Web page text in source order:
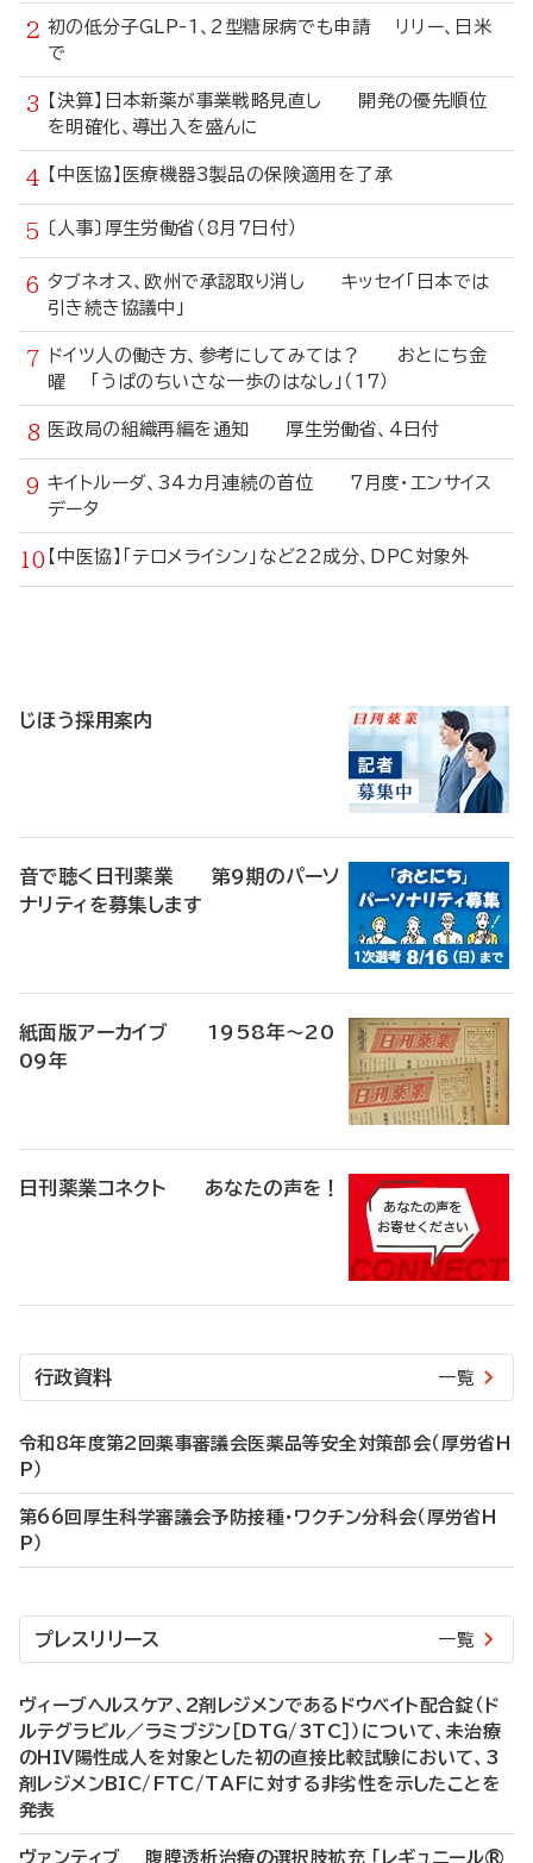
初の低分子GLP-1、2型糖尿病でも申請 リリー、日米
で
【決算】日本新薬が事業戦略見直し 開発の優先順位
を明確化、導出入を盛んに
【中医協】医療機器3製品の保険適用を了承
〔人事〕厚生労働省（8月7日付）
タブネオス、欧州で承認取り消し キッセイ「日本では
引き続き協議中」
ドイツ人の働き方、参考にしてみては？ おとにち金
曜 「うぱのちいさな一歩のはなし」（17）
医政局の組織再編を通知 厚生労働省、4日付
キイトルーダ、34カ月連続の首位 7月度・エンサイス
データ
【中医協】「テロメライシン」など22成分、DPC対象外
じほう採用案内
音で聴く日刊薬業 第9期のパーソ
ナリティを募集します
紙面版アーカイブ 1958年～20
09年
日刊薬業コネクト あなたの声を！
行政資料 一覧
令和8年度第2回薬事審議会医薬品等安全対策部会（厚労省H
P）
第66回厚生科学審議会予防接種・ワクチン分科会（厚労省H
P）
プレスリリース 一覧
ヴィーブヘルスケア、2剤レジメンであるドウベイト配合錠（ド
ルテグラビル／ラミブジン［DTG/3TC］）について、未治療
のHIV陽性成人を対象とした初の直接比較試験において、3
剤レジメンBIC/FTC/TAFに対する非劣性を示したことを
発表
ヴァンティブ 腹膜透析治療の選択肢拡充 「レギュニール®